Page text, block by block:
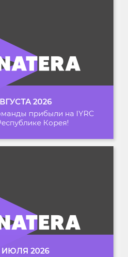
2026
прибыли на IYRC
Корея!
ИЮЛЯ 2026